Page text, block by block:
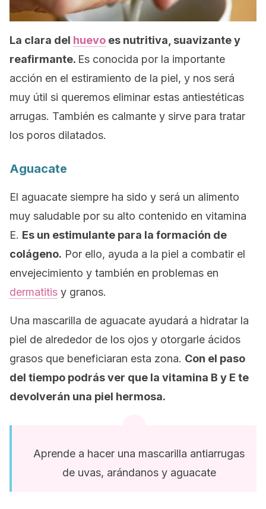
La clara del huevo es nutritiva, suavizante y
reafirmante. Es conocida por la importante
acción en el estiramiento de la piel, y nos será
muy útil si queremos eliminar estas antiestéticas
arrugas. También es calmante y sirve para tratar
los poros dilatados.
Aguacate
El aguacate siempre ha sido y será un alimento
muy saludable por su alto contenido en vitamina
E. Es un estimulante para la formación de
colágeno. Por ello, ayuda a la piel a combatir el
envejecimiento y también en problemas en
dermatitis y granos.
Una mascarilla de aguacate ayudará a hidratar la
piel de alrededor de los ojos y otorgarle ácidos
grasos que beneficiaran esta zona. Con el paso
del tiempo podrás ver que la vitamina B y E te
devolverán una piel hermosa.
Aprende a hacer una mascarilla antiarrugas
de uvas, arándanos y aguacate